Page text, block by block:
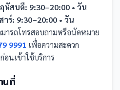
หัสบดี: 9:30–20:00 • วัน
าร์: 9:30–20:00 • วัน
ารถโทรสอบถามหรือนัดหมาย
9991 เพื่อความสะดวก
นเข้าใช้บริการ
นที่